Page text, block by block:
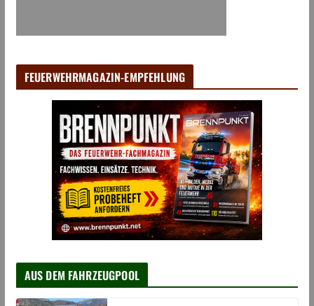
FEUERWEHRMAGAZIN-EMPFEHLUNG
AUS DEM FAHRZEUGPOOL